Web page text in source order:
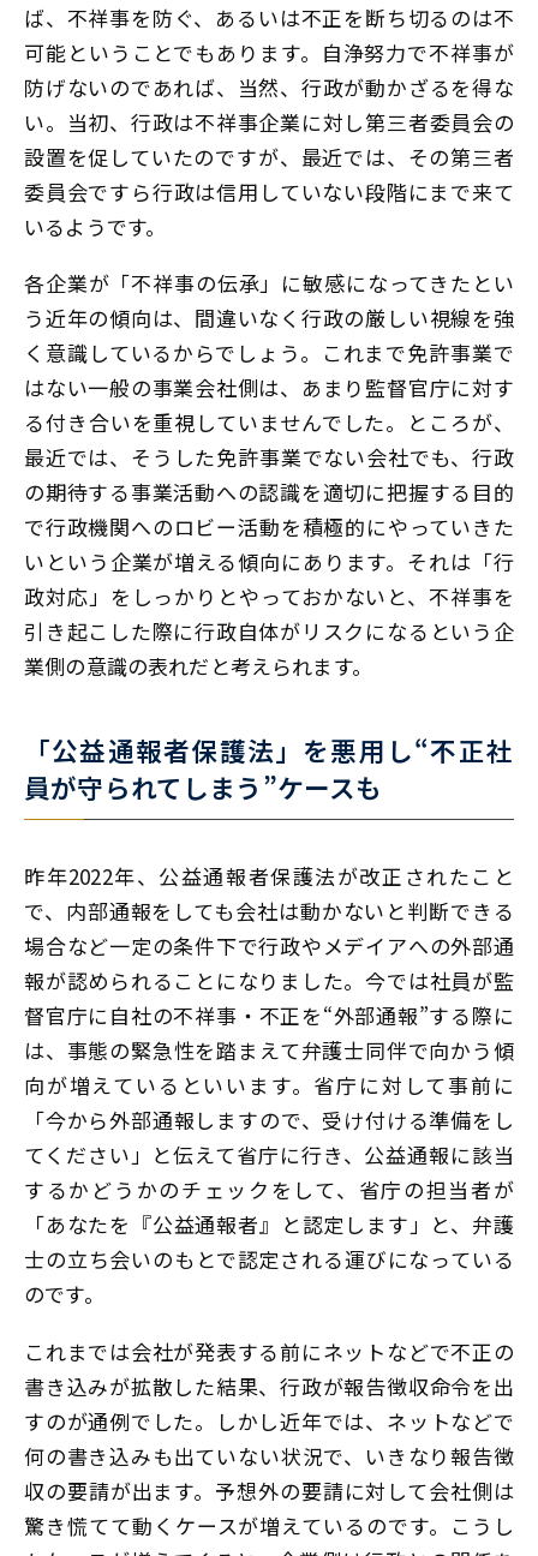
ば、不祥事を防ぐ、あるいは不正を断ち切るのは不
可能ということでもあります。自浄努力で不祥事が
防げないのであれば、当然、行政が動かざるを得な
い。当初、行政は不祥事企業に対し第三者委員会の
設置を促していたのですが、最近では、その第三者
委員会ですら行政は信用していない段階にまで来て
いるようです。
各企業が「不祥事の伝承」に敏感になってきたとい
う近年の傾向は、間違いなく行政の厳しい視線を強
く意識しているからでしょう。これまで免許事業で
はない一般の事業会社側は、あまり監督官庁に対す
る付き合いを重視していませんでした。ところが、
最近では、そうした免許事業でない会社でも、行政
の期待する事業活動への認識を適切に把握する目的
で行政機関へのロビー活動を積極的にやっていきた
いという企業が増える傾向にあります。それは「行
政対応」をしっかりとやっておかないと、不祥事を
引き起こした際に行政自体がリスクになるという企
業側の意識の表れだと考えられます。
「公益通報者保護法」を悪用し“不正社
員が守られてしまう”ケースも
昨年2022年、公益通報者保護法が改正されたこと
で、内部通報をしても会社は動かないと判断できる
場合など一定の条件下で行政やメデイアへの外部通
報が認められることになりました。今では社員が監
督官庁に自社の不祥事・不正を“外部通報”する際に
は、事態の緊急性を踏まえて弁護士同伴で向かう傾
向が増えているといいます。省庁に対して事前に
「今から外部通報しますので、受け付ける準備をし
てください」と伝えて省庁に行き、公益通報に該当
するかどうかのチェックをして、省庁の担当者が
「あなたを『公益通報者』と認定します」と、弁護
士の立ち会いのもとで認定される運びになっている
のです。
これまでは会社が発表する前にネットなどで不正の
書き込みが拡散した結果、行政が報告徴収命令を出
すのが通例でした。しかし近年では、ネットなどで
何の書き込みも出ていない状況で、いきなり報告徴
収の要請が出ます。予想外の要請に対して会社側は
驚き慌てて動くケースが増えているのです。こうし